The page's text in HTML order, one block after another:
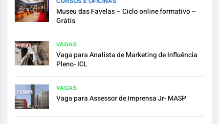
Museu das Favelas – Ciclo online formativo –
Grátis
VAGAS
Vaga para Analista de Marketing de Influência
Pleno- ICL
VAGAS
Vaga para Assessor de Imprensa Jr- MASP